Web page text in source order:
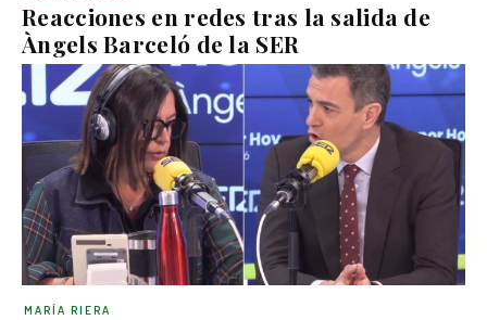
Reacciones en redes tras la salida de
Àngels Barceló de la SER
MARÍA RIERA